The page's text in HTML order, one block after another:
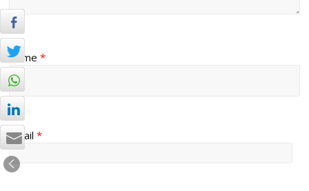
Name*
Email*